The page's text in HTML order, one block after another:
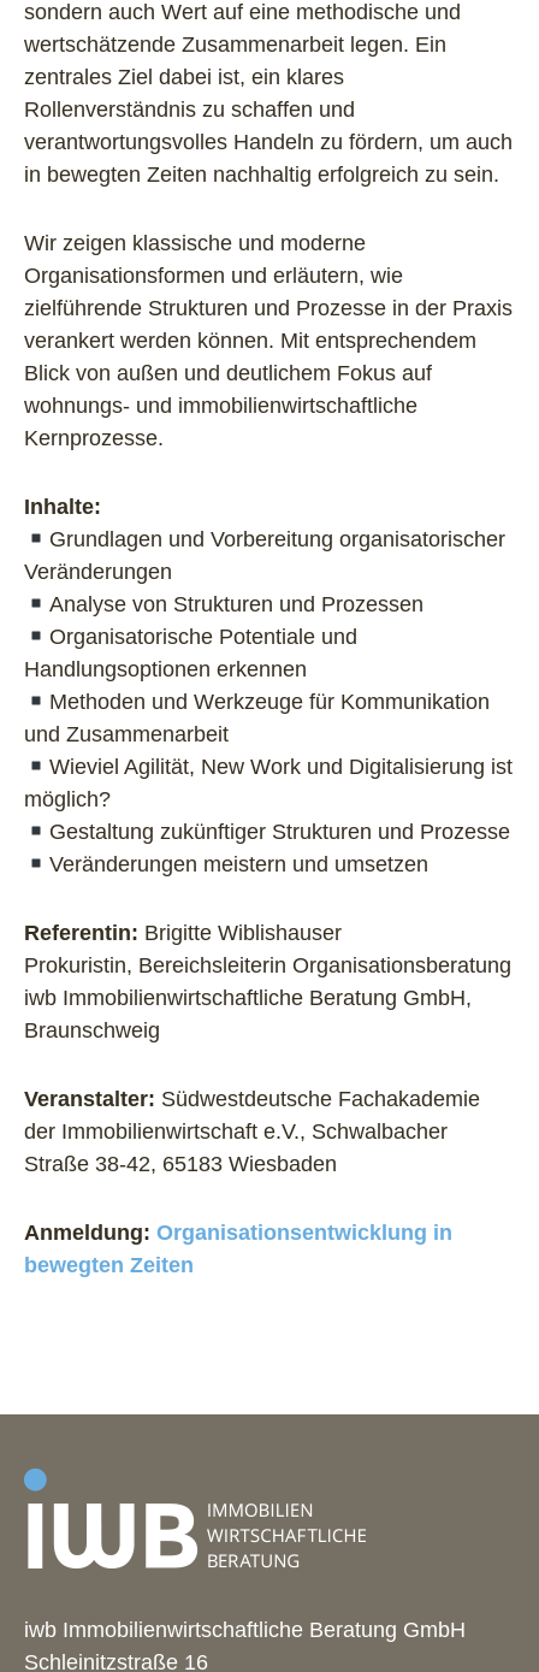
sondern auch Wert auf eine methodische und
wertschätzende Zusammenarbeit legen. Ein
zentrales Ziel dabei ist, ein klares
Rollenverständnis zu schaffen und
verantwortungsvolles Handeln zu fördern, um auch
in bewegten Zeiten nachhaltig erfolgreich zu sein.
Wir zeigen klassische und moderne
Organisationsformen und erläutern, wie
zielführende Strukturen und Prozesse in der Praxis
verankert werden können. Mit entsprechendem
Blick von außen und deutlichem Fokus auf
wohnungs- und immobilienwirtschaftliche
Kernprozesse.
Inhalte:
Grundlagen und Vorbereitung organisatorischer
Veränderungen
Analyse von Strukturen und Prozessen
Organisatorische Potentiale und
Handlungsoptionen erkennen
Methoden und Werkzeuge für Kommunikation
und Zusammenarbeit
Wieviel Agilität, New Work und Digitalisierung ist
möglich?
Gestaltung zukünftiger Strukturen und Prozesse
Veränderungen meistern und umsetzen
Referentin: Brigitte Wiblishauser
Prokuristin, Bereichsleiterin Organisationsberatung
iwb Immobilienwirtschaftliche Beratung GmbH,
Braunschweig
Veranstalter: Südwestdeutsche Fachakademie
der Immobilienwirtschaft e.V., Schwalbacher
Straße 38-42, 65183 Wiesbaden
Anmeldung: Organisationsentwicklung in
bewegten Zeiten
iwb Immobilienwirtschaftliche Beratung GmbH
Schleinitzstraße 16